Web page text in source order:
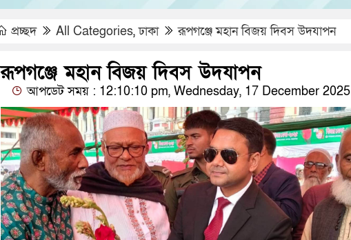
প্রচ্ছদ All Categories,ঢাকা রূপগঞ্জে মহান বিজয় দিবস উদযাপন
রূপগঞ্জে মহান বিজয় দিবস উদযাপন
আপডেট সময় : 12:10:10 pm, Wednesday, 17 December 2025